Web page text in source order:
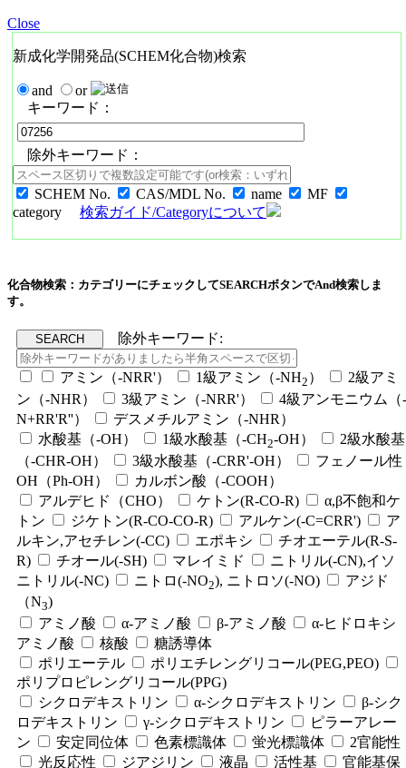
Close
新成化学開発品(SCHEM化合物)検索
and
or
キーワード：
除外キーワード：
SCHEM No. CAS/MDL No. name
MF
category
検索ガイド/Categoryについて
化合物検索：カテゴリーにチェックしてSEARCHボタンでAnd検索しま
す。
除外キーワード:
アミン（-NRR'） 1級アミン（-NH2 ）
2級アミ
ン（-NHR）
3級アミン（-NRR'）
4級アンモニウム（-
N+RR'R''）
デスメチルアミン（-NHR）
水酸基（-OH）
1級水酸基（-CH2-OH）
2級水酸基
（-CHR-OH）
3級水酸基（-CRR'-OH）
フェノール性
OH（Ph-OH）
カルボン酸（-COOH）
アルデヒド（CHO）
ケトン(R-CO-R)
α,β不飽和ケ
トン
ジケトン(R-CO-CO-R) アルケン(-C=CRR')
ア
ルキン,アセチレン(-CC)
エポキシ
チオエーテル(R-S-
R)
チオール(-SH) マレイミド
ニトリル(-CN),イソ
ニトリル(-NC)
ニトロ(-NO2), ニトロソ(-NO)
アジド
（N3)
アミノ酸
α-アミノ酸 β-アミノ酸
α-ヒドロキシ
アミノ酸
核酸
糖誘導体
ポリエーテル
ポリエチレングリコール(PEG,PEO)
ポリプロピレングリコール(PPG)
シクロデキストリン
α-シクロデキストリン
β-シク
ロデキストリン
γ-シクロデキストリン
ピラーアレー
ン
安定同位体 色素標識体 蛍光標識体
2官能性
光反応性
ジアジリン 液晶 活性基 官能基保